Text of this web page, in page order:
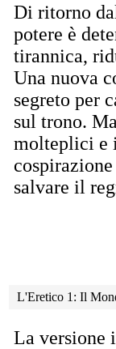
Di ritorno
potere è
tirannica,
Una nuova
segreto per
sul trono.
molteplici e
salvare il
L'Eretico 1: Il
La versione